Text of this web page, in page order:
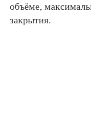
объёме,
закрытия.